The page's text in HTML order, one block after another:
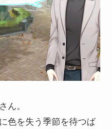
ん。
色を失う季節を待つば